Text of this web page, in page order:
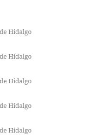
Hidalgo
Hidalgo
Hidalgo
Hidalgo
Hidalgo